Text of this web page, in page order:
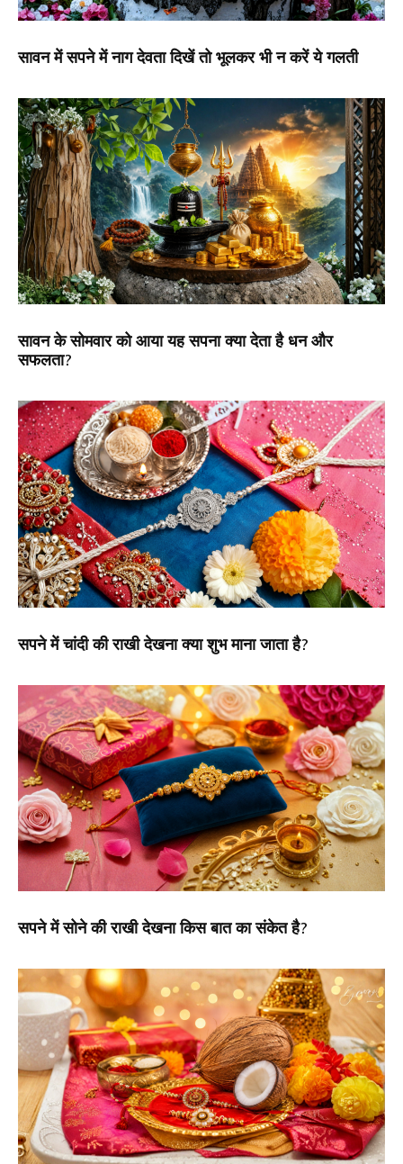
सावन में सपने में नाग देवता दिखें तो भूलकर भी न करें ये गलती
सावन के सोमवार को आया यह सपना क्या देता है धन और
सफलता?
सपने में चांदी की राखी देखना क्या शुभ माना जाता है?
सपने में सोने की राखी देखना किस बात का संकेत है?